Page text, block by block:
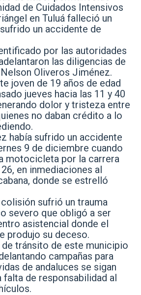
de Cuidados Intensivos
en Tuluá falleció un
un accidente de
por las autoridades
las diligencias de
Oliveros Jiménez.
joven de 19 años de edad
jueves hacia las 11 y 40
dolor y tristeza entre
no daban crédito a lo
había sufrido un accidente
9 de diciembre cuando
motocicleta por la carrera
en inmediaciones al
donde se estrelló
sufrió un trauma
severo que obligó a ser
asistencial donde el
produjo su deceso.
de tránsito de este municipio
campañas para
de andaluces se sigan
falta de responsabilidad al